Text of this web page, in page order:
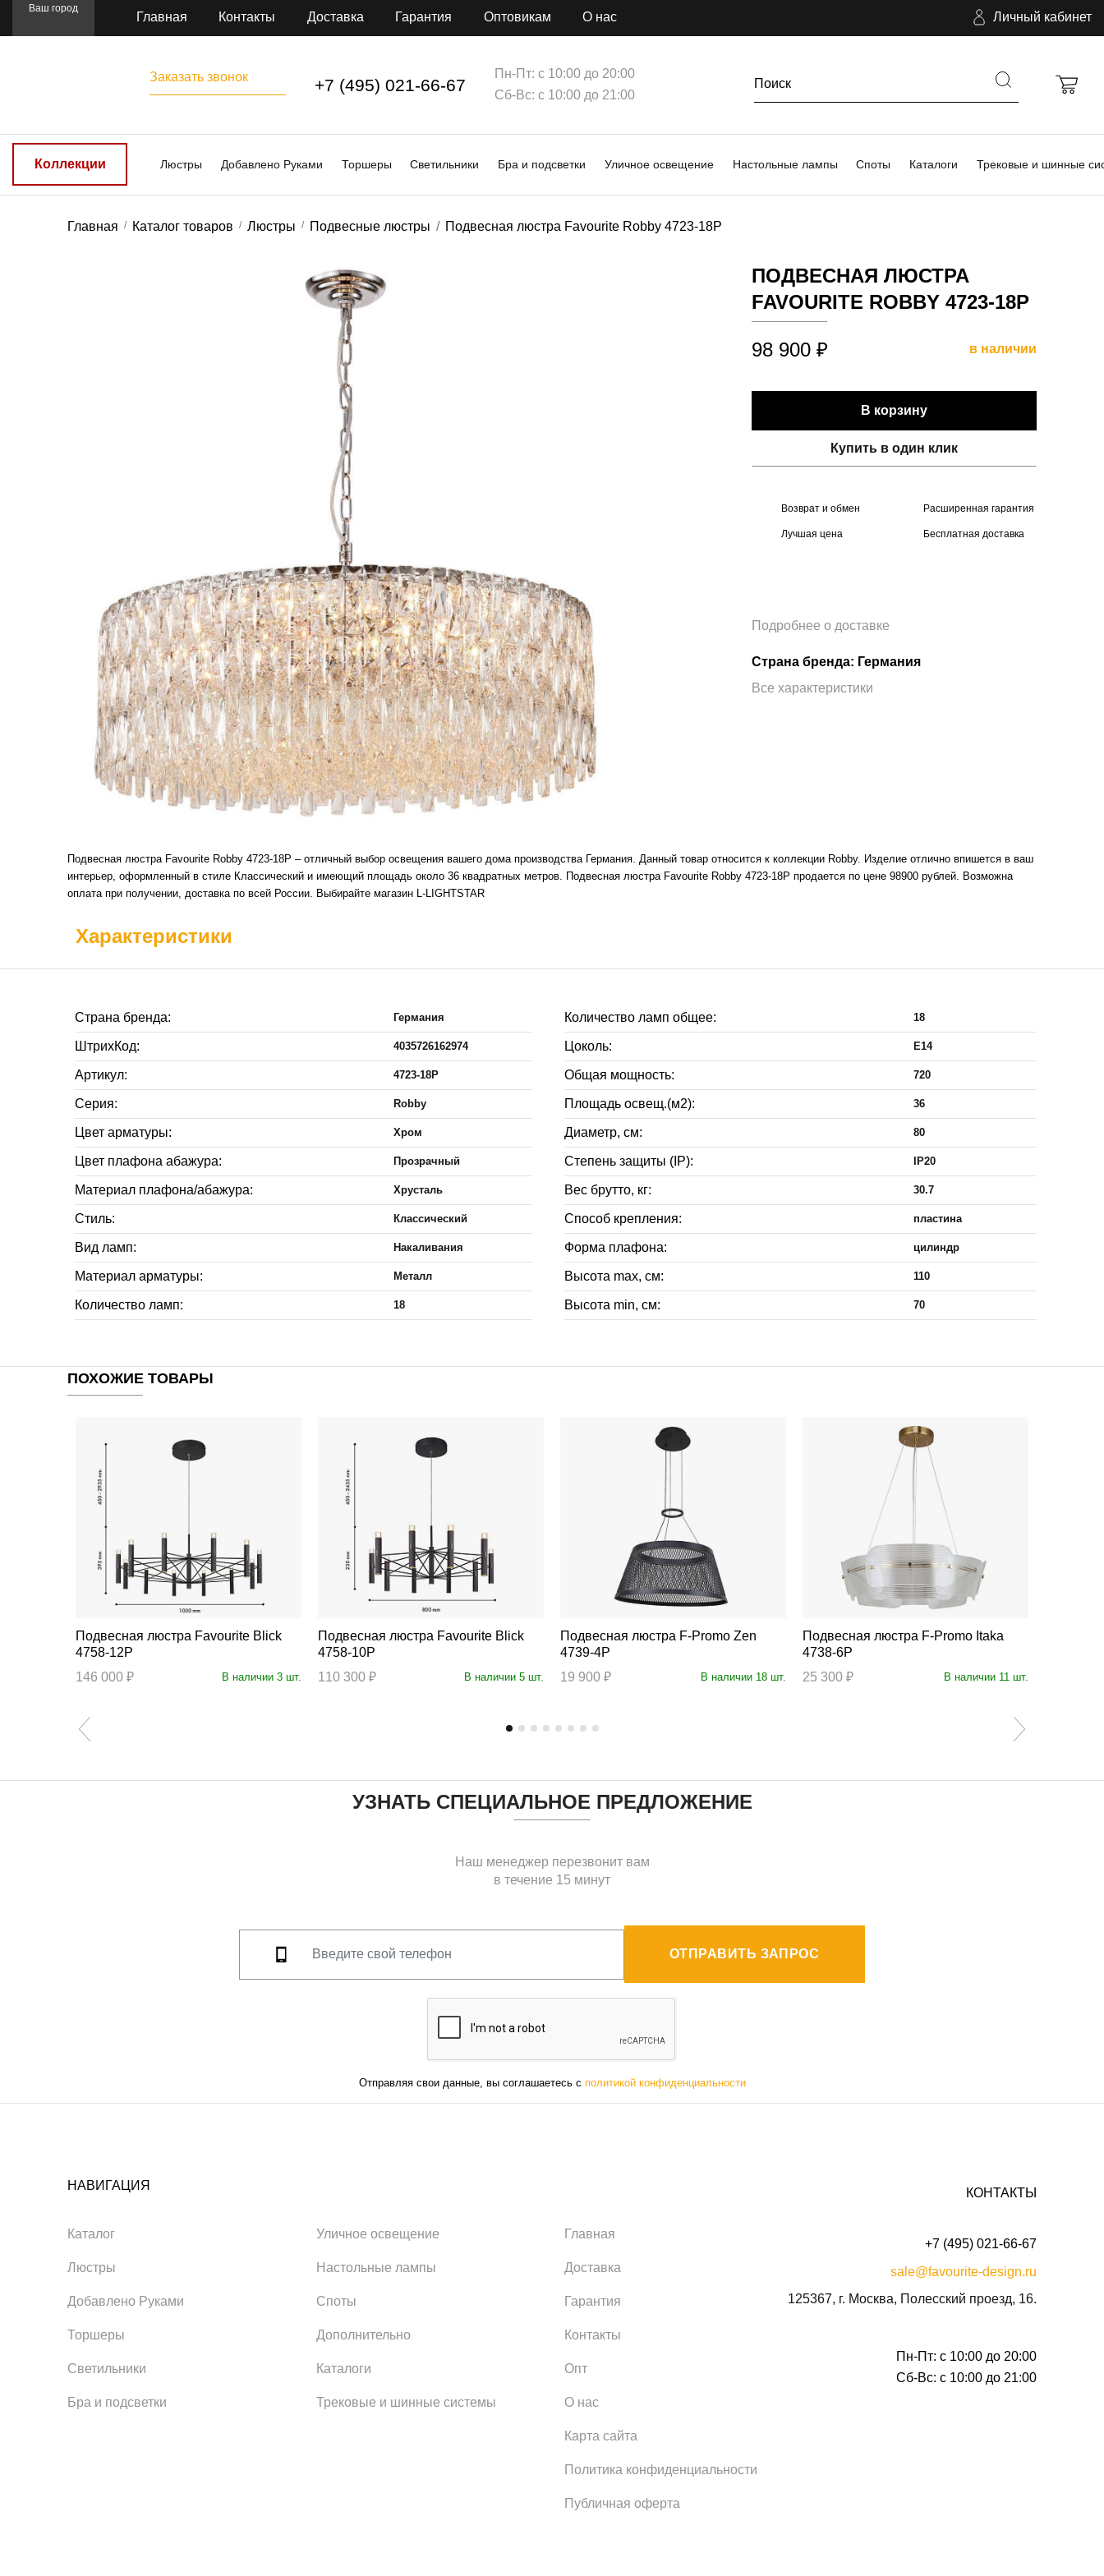
Ваш город
Главная Контакты Доставка Гарантия Оптовикам О нас Личный кабинет
Заказать звонок +7 (495) 021-66-67
Пн-Пт: с 10:00 до 20:00
Сб-Вс: с 10:00 до 21:00
Коллекции Люстры Добавлено Руками Торшеры Светильники Бра и подсветки Уличное освещение Настольные лампы Споты Каталоги Трековые и шинные
Главная Каталог товаров Люстры Подвесные люстры Подвесная люстра Favourite Robby 4723-18P
ПОДВЕСНАЯ ЛЮСТРА
FAVOURITE ROBBY 4723-18P
98 900 ₽ в наличии
В корзину
Купить в один клик
Возврат и обмен Расширенная гарантия
Лучшая цена Бесплатная доставка
Подробнее о доставке
Страна бренда: Германия
Все характеристики
Подвесная люстра Favourite Robby 4723-18P – отличный выбор освещения вашего дома производства Германия. Данный товар относится к коллекции Robby. Изделие отлично впишется в ваш
интерьер, оформленный в стиле Классический и имеющий площадь около 36 квадратных метров. Подвесная люстра Favourite Robby 4723-18P продается по цене 98900 рублей. Возможна
оплата при получении, доставка по всей России. Выбирайте магазин L-LIGHTSTAR
Характеристики
Страна бренда: Германия
ШтрихКод: 4035726162974
Артикул: 4723-18P
Серия: Robby
Цвет арматуры: Хром
Цвет плафона абажура: Прозрачный
Материал плафона/абажура: Хрусталь
Стиль: Классический
Вид ламп: Накаливания
Материал арматуры: Металл
Количество ламп: 18
Количество ламп общее: 18
Цоколь: E14
Общая мощность: 720
Площадь освещ.(м2): 36
Диаметр, см: 80
Степень защиты (IP): IP20
Вес брутто, кг: 30.7
Способ крепления: пластина
Форма плафона: цилиндр
Высота max, см: 110
Высота min, см: 70
ПОХОЖИЕ ТОВАРЫ
Подвесная люстра Favourite Blick
4758-12P
146 000 ₽
В наличии 3 шт.
Подвесная люстра Favourite Blick
4758-10P
110 300 ₽
В наличии 5 шт.
Подвесная люстра F-Promo Zen
4739-4P
19 900 ₽
В наличии 18 шт.
Подвесная люстра F-Promo Itaka
4738-6P
25 300 ₽
В наличии 11 шт.
УЗНАТЬ СПЕЦИАЛЬНОЕ ПРЕДЛОЖЕНИЕ
Наш менеджер перезвонит вам
в течение 15 минут
ОТПРАВИТЬ ЗАПРОС
Отправляя свои данные, вы соглашаетесь с политикой конфиденциальности
НАВИГАЦИЯ
Каталог
Люстры
Добавлено Руками
Торшеры
Светильники
Бра и подсветки
Уличное освещение
Настольные лампы
Споты
Дополнительно
Каталоги
Трековые и шинные системы
Главная
Доставка
Гарантия
Контакты
Опт
О нас
Карта сайта
Политика конфиденциальности
Публичная оферта
КОНТАКТЫ
+7 (495) 021-66-67
sale@favourite-design.ru
125367, г. Москва, Полесский проезд, 16.
Пн-Пт: с 10:00 до 20:00
Сб-Вс: с 10:00 до 21:00